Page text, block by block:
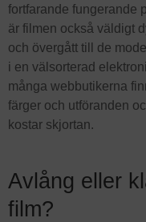
fortfarande fungerande
är filmen också väldigt
och övergått till de
i en välsorterad
många webbutikerna
färger och utföranden
kostar skjortan.
Avlång eller
film?